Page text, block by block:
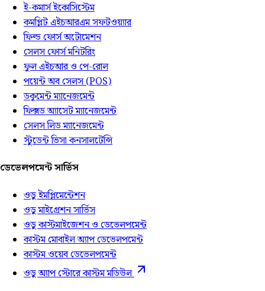
ই-কমার্স ইকোসিস্টেম
কমপ্লিট এইচআরএম সফটওয়্যার
ফিল্ড ফোর্স অটোমেশন
সেলস ফোর্স মনিটরিং
ফুল এইচআর ও পে-রোল
পয়েন্ট অব সেলস (POS)
ডকুমেন্ট ম্যানেজমেন্ট
ফিক্সড অ্যাসেট ম্যানেজমেন্ট
সেলস লিড ম্যানেজমেন্ট
স্টুডেন্ট ভিসা কনসালটেন্সি
ডেভেলপমেন্ট সার্ভিস
ওডু ইমপ্লিমেন্টেশন
ওডু মাইগ্রেশন সার্ভিস
ওডু কাস্টমাইজেশন ও ডেভেলপমেন্ট
কাস্টম মোবাইল অ্যাপ ডেভেলপমেন্ট
কাস্টম ওয়েব ডেভেলপমেন্ট
ওডু অ্যাপ স্টোরে কাস্টম মডিউল